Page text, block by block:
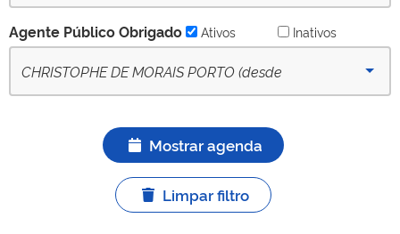
2022) - Ativo
Agente Público Obrigado Ativos Inativos
CHRISTOPHE DE MORAIS PORTO (desde
Mostrar agenda
Limpar filtro